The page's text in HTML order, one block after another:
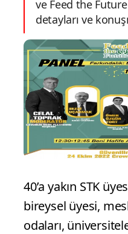
ve Feed the
detayları ve
40’a yakın STK
bireysel üyesi,
odaları,